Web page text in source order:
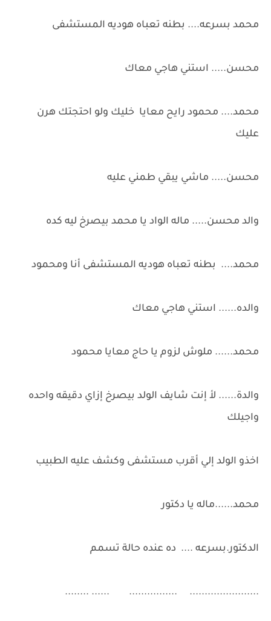
محمد بسرعه.... بطنه تعباه هوديه المستشفى
محسن..... استني هاجي معاك
محمد.... محمود رايح معايا خليك ولو احتجتك هرن
عليك
محسن..... ماشي يبقي طمني عليه
والد محسن..... ماله الواد يا محمد بيصرخ ليه كده
محمد.... بطنه تعباه هوديه المستشفى أنا ومحمود
والده...... استني هاجي معاك
محمد...... ملوش لزوم يا حاج معايا محمود
والدة...... لأ إنت شايف الولد بيصرخ إزاي دقيقه واحده
واجيلك
اخذو الولد إلي أقرب مستشفى وكشف عليه الطبيب
محمد......ماله يا دكتور
الدكتور.بسرعه .... ده عنده حالة تسمم
....................... ................ ...... ........